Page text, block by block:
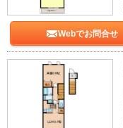
Webでお問合せ